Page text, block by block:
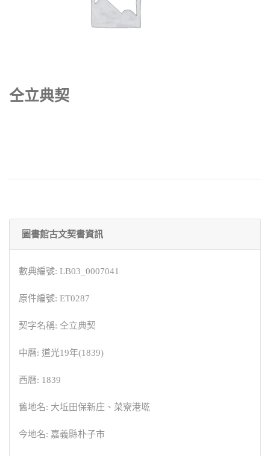
仝立典契
圖書館古文契書資訊
數典編號: LB03_0007041
原件編號: ET0287
契字名稱: 仝立典契
中曆: 道光19年(1839)
西曆: 1839
舊地名: 大坵田保新庄、菜寮港墘
今地名: 嘉義縣朴子市